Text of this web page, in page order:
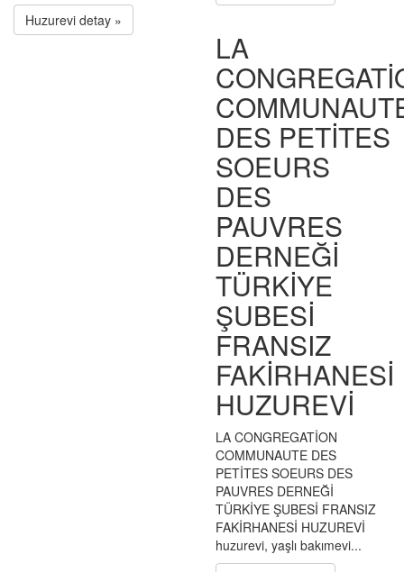
Huzurevi detay »
LA
DES PETİTES
SOEURS
DES
PAUVRES
DERNEĞİ
TÜRKİYE
ŞUBESİ
FRANSIZ
FAKİRHANESİ
HUZUREVİ
LA CONGREGATİON
COMMUNAUTE DES
PETİTES SOEURS DES
PAUVRES DERNEĞİ
TÜRKİYE ŞUBESİ FRANSIZ
FAKİRHANESİ HUZUREVİ
huzurevi, yaşlı bakımevi...